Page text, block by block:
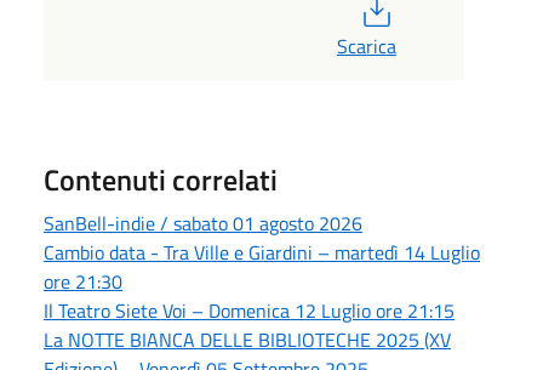
Scarica
Contenuti correlati
SanBell-indie / sabato 01 agosto 2026
Cambio data - Tra Ville e Giardini – martedì 14 Luglio
ore 21:30
Il Teatro Siete Voi – Domenica 12 Luglio ore 21:15
La NOTTE BIANCA DELLE BIBLIOTECHE 2025 (XV